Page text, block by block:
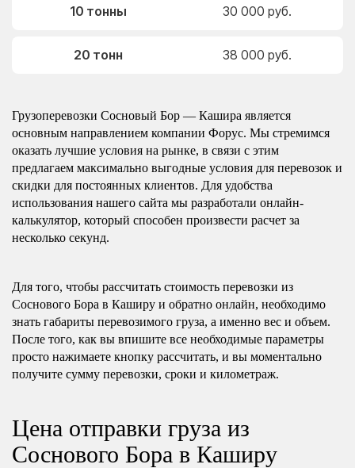
10 тонны 30 000 руб.
20 тонн 38 000 руб.
Грузоперевозки Сосновый Бор — Кашира является
основным направлением компании Форус. Мы стремимся
оказать лучшие условия на рынке, в связи с этим
предлагаем максимально выгодные условия для перевозок и
скидки для постоянных клиентов. Для удобства
использования нашего сайта мы разработали онлайн-
калькулятор, который способен произвести расчет за
несколько секунд.
Для того, чтобы рассчитать стоимость перевозки из
Соснового Бора в Каширу и обратно онлайн, необходимо
знать габариты перевозимого груза, а именно вес и объем.
После того, как вы впишите все необходимые параметры
просто нажимаете кнопку рассчитать, и вы моментально
получите сумму перевозки, сроки и километраж.
Цена отправки груза из
Соснового Бора в Каширу